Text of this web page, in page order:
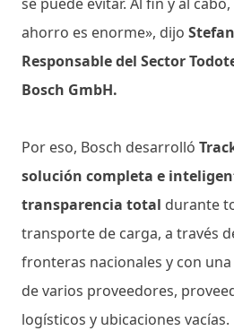
ahorro es enorme», dijo
Responsable del Sector
Bosch GmbH.
Por eso, Bosch desarrolló
solución completa e
transparencia total durante
transporte de carga, a través
fronteras nacionales y con
de varios proveedores,
logísticos y ubicaciones vacías.